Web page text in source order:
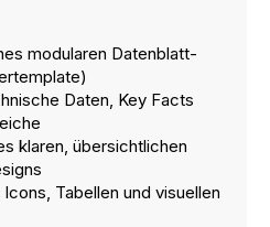
modularen Datenblatt-
Daten, Key Facts
klaren, übersichtlichen
Tabellen und visuellen